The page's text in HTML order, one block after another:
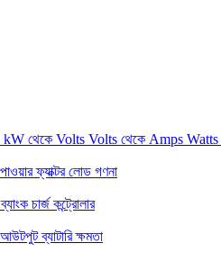
kW থেকে Volts Volts থেকে Amps
পাওয়ার ফ্যাক্টরলোড গণনা
ব্যাংক চার্জ কন্ট্রোলার
আউটপুটব্যাটারি ক্ষমতা